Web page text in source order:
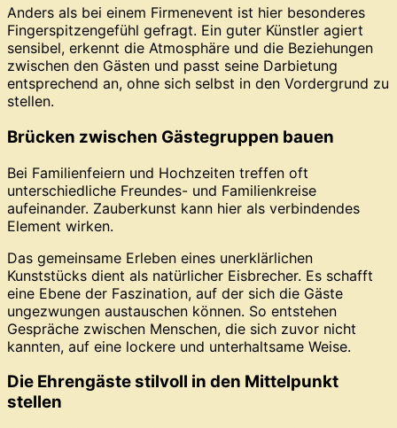
Anders als bei einem Firmenevent ist hier besonderes
Fingerspitzengefühl gefragt. Ein guter Künstler agiert
sensibel, erkennt die Atmosphäre und die Beziehungen
zwischen den Gästen und passt seine Darbietung
entsprechend an, ohne sich selbst in den Vordergrund zu
stellen.
Brücken zwischen Gästegruppen bauen
Bei Familienfeiern und Hochzeiten treffen oft
unterschiedliche Freundes- und Familienkreise
aufeinander. Zauberkunst kann hier als verbindendes
Element wirken.
Das gemeinsame Erleben eines unerklärlichen
Kunststücks dient als natürlicher Eisbrecher. Es schafft
eine Ebene der Faszination, auf der sich die Gäste
ungezwungen austauschen können. So entstehen
Gespräche zwischen Menschen, die sich zuvor nicht
kannten, auf eine lockere und unterhaltsame Weise.
Die Ehrengäste stilvoll in den Mittelpunkt
stellen